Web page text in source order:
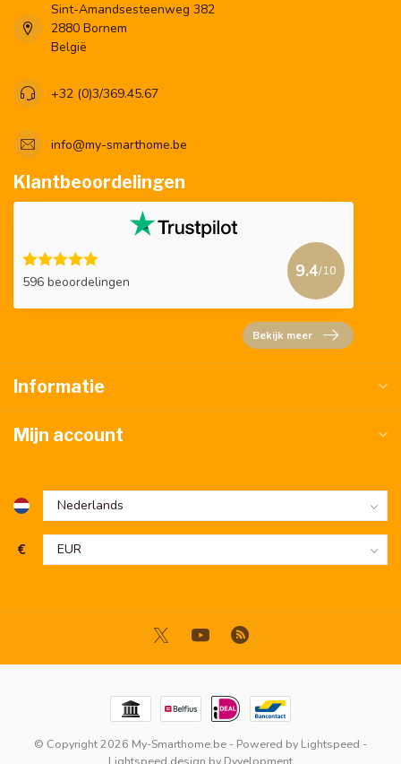
Sint-Amandsesteenweg 382
2880 Bornem
België
+32 (0)3/369.45.67
info@my-smarthome.be
Klantbeoordelingen
596 beoordelingen
9.4/10
Bekijk meer
Informatie
Mijn account
€
© Copyright 2026 My-Smarthome.be - Powered by Lightspeed -
Lightspeed design by Dyvelopment